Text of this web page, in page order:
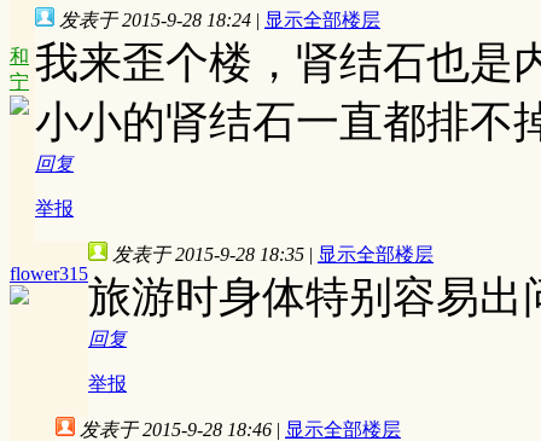
和
宁
发表于 2015-9-28 18:24 | 显示全部楼层
我来歪个楼，肾结石也是
小小的肾结石一直都排不
回复
举报
flower315
发表于 2015-9-28 18:35 | 显示全部楼层
旅游时身体特别容易出
回复
举报
发表于 2015-9-28 18:46 | 显示全部楼层